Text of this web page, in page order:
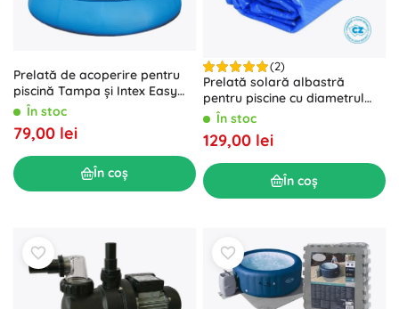
Prelată de acoperire pentru
piscină Tampa și Intex Easy
Set 3,66 m
În stoc
79,00 lei
În coș
(2)
Prelată solară albastră
pentru piscine cu diametrul
oglinzii de apă de 3,6 m
În stoc
129,00 lei
În coș